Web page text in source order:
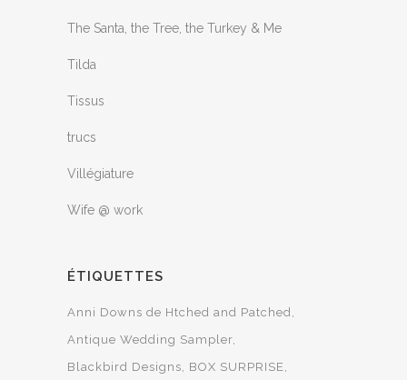
The Santa, the Tree, the Turkey & Me
Tilda
Tissus
trucs
Villégiature
Wife @ work
ÉTIQUETTES
Anni Downs de Htched and Patched
Antique Wedding Sampler
Blackbird Designs
BOX SURPRISE